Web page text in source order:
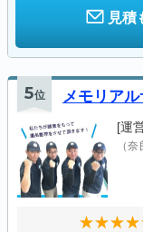
見積
5位 メモリアル
[運
（